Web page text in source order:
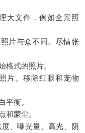
大文件，例如全景照
片与众不同。尽情张
格式的照片。
片。移除红眼和宠物
平衡。
和蒙尘。
、曝光量、高光、阴